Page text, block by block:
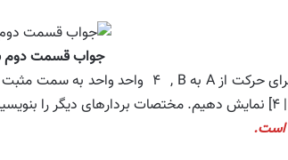
جواب قسمت دوم سوال ۱ و سوال ۲ فعالیت
و
است.